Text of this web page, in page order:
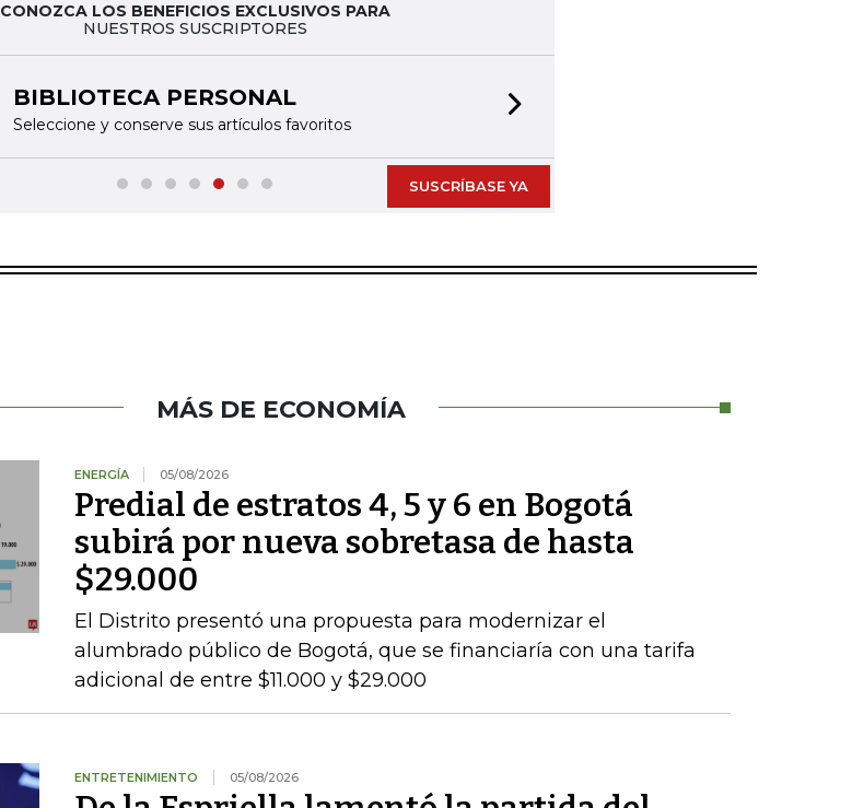
CONOZCA LOS BENEFICIOS EXCLUSIVOS PARA
NUESTROS SUSCRIPTORES
BIBLIOTECA PERSONAL
Seleccione y conserve sus artículos favoritos
SUSCRÍBASE YA
MÁS DE ECONOMÍA
ENERGÍA 05/08/2026
Predial de estratos 4, 5 y 6 en Bogotá
subirá por nueva sobretasa de hasta
$29.000
El Distrito presentó una propuesta para modernizar el
alumbrado público de Bogotá, que se financiaría con una tarifa
adicional de entre $11.000 y $29.000
ENTRETENIMIENTO 05/08/2026